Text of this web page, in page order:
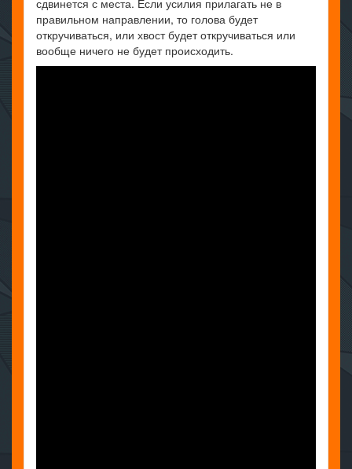
сдвинется с места. Если усилия прилагать не в
правильном направлении, то голова будет
откручиваться, или хвост будет откручиваться или
вообще ничего не будет происходить.